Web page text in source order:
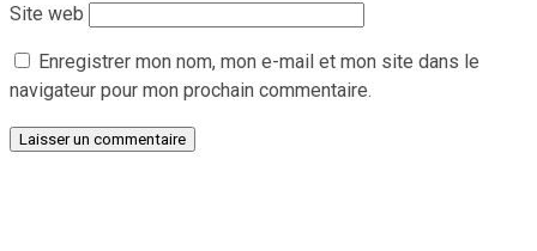
Site web
Enregistrer mon nom, mon e-mail et mon site dans le
navigateur pour mon prochain commentaire.